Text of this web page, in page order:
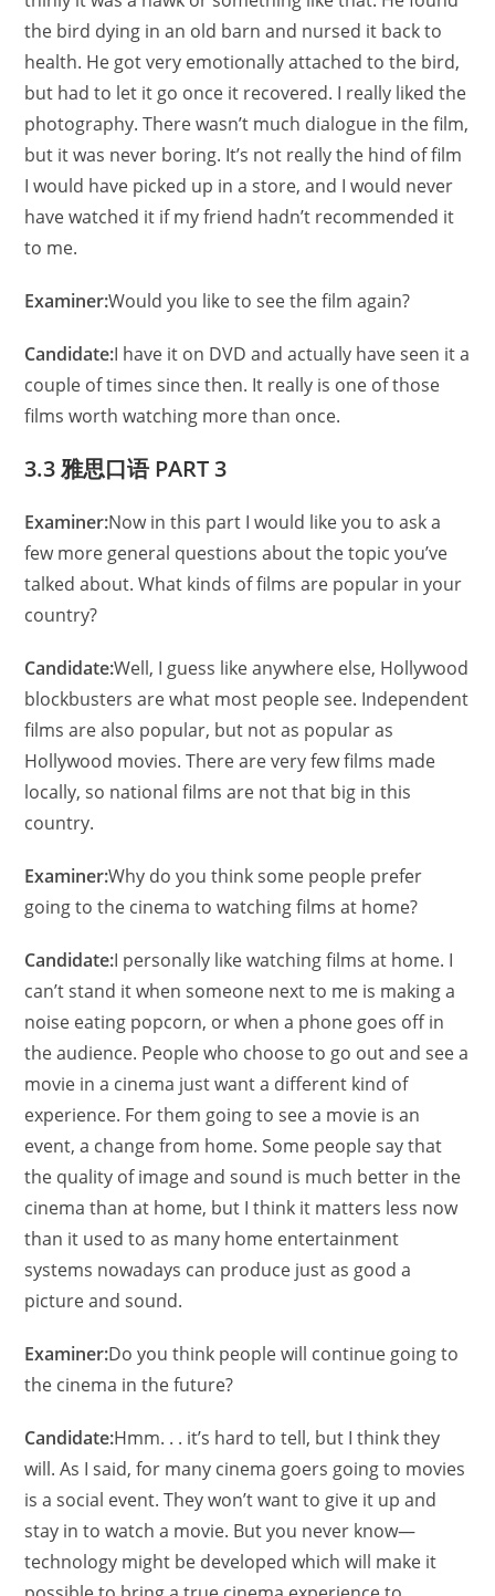
the bird dying in an old barn and nursed it back to
health. He got very emotionally attached to the bird,
but had to let it go once it recovered. I really liked the
photography. There wasn’t much dialogue in the film,
but it was never boring. It’s not really the hind of film
I would have picked up in a store, and I would never
have watched it if my friend hadn’t recommended it
to me.
Examiner:Would you like to see the film again?
Candidate:I have it on DVD and actually have seen it a
couple of times since then. It really is one of those
films worth watching more than once.
3.3 雅思口语 PART 3
Examiner:Now in this part I would like you to ask a
few more general questions about the topic you’ve
talked about. What kinds of films are popular in your
country?
Candidate:Well, I guess like anywhere else, Hollywood
blockbusters are what most people see. Independent
films are also popular, but not as popular as
Hollywood movies. There are very few films made
locally, so national films are not that big in this
country.
Examiner:Why do you think some people prefer
going to the cinema to watching films at home?
Candidate:I personally like watching films at home. I
can’t stand it when someone next to me is making a
noise eating popcorn, or when a phone goes off in
the audience. People who choose to go out and see a
movie in a cinema just want a different kind of
experience. For them going to see a movie is an
event, a change from home. Some people say that
the quality of image and sound is much better in the
cinema than at home, but I think it matters less now
than it used to as many home entertainment
systems nowadays can produce just as good a
picture and sound.
Examiner:Do you think people will continue going to
the cinema in the future?
Candidate:Hmm. . . it’s hard to tell, but I think they
will. As I said, for many cinema goers going to movies
is a social event. They won’t want to give it up and
stay in to watch a movie. But you never know—
technology might be developed which will make it